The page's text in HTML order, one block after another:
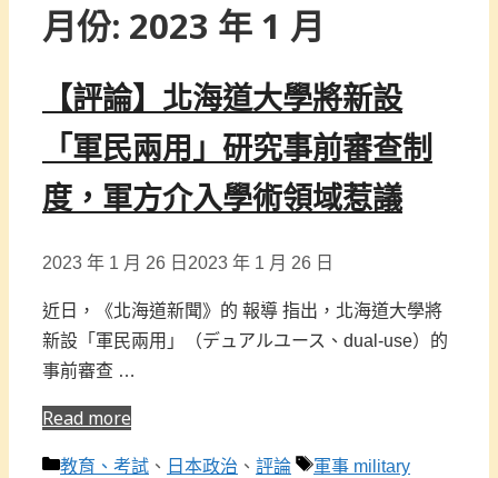
月份: 2023 年 1 月
【評論】北海道大學將新設
「軍民兩用」研究事前審查制
度，軍方介入學術領域惹議
2023 年 1 月 26 日 2023 年 1 月 26 日
近日，《北海道新聞》的 報導 指出，北海道大學將
新設「軍民兩用」（デュアルユース、dual-use）的
事前審查 …
Read more
分
教育、考試 、 日本政治 、 評論
標
軍事 military